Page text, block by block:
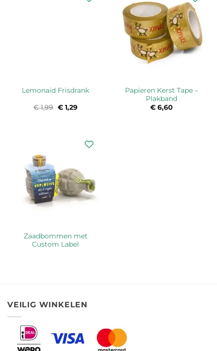
Lemonaid Frisdrank
€1,99 Oorspronkelijke
prijs
€1,29Huidige
Papieren Kerst Tape –
Plakband
€ 6,60
Zaadbommen met
Custom Label
VEILIG WINKELEN